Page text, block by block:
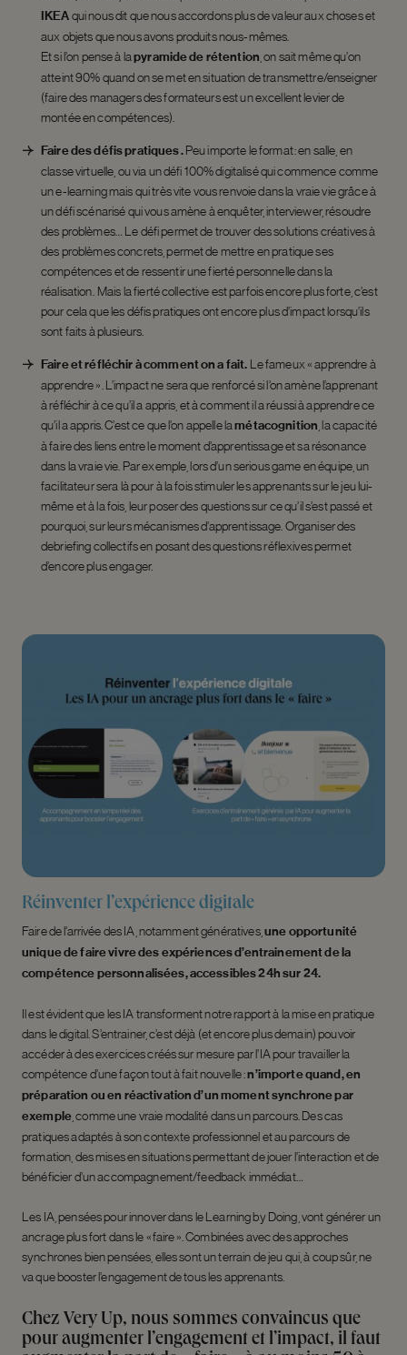
IKEAqui nous dit que nous accordons plus de valeur aux choses et
aux objets que nous avons produits nous-mêmes.
Et si l’on pense à lapyramide de rétention , on sait même qu’on
atteint 90% quand on se met en situation de transmettre/enseigner
(faire des managers des formateurs est un excellent levier de
montée en compétences).
Faire des défis pratiques .Peu importe le format : en salle, en
classe virtuelle, ou via un défi 100% digitalisé qui commence comme
un e-learning mais qui très vite vous renvoie dans la vraie vie grâce à
un défi scénarisé qui vous amène à enquêter, interviewer, résoudre
des problèmes… Le défi permet de trouver des solutions créatives à
des problèmes concrets, permet de mettre en pratique ses
compétences et de ressentir une fierté personnelle dans la
réalisation. Mais la fierté collective est parfois encore plus forte, c’est
pour cela que les défis pratiques ont encore plus d’impact lorsqu’ils
sont faits à plusieurs.
Faire et réfléchir à comment on a fait. Le fameux « apprendre à
apprendre ». L’impact ne sera que renforcé si l’on amène l’apprenant
à réfléchir à ce qu’il a appris, et à comment il a réussi à apprendre ce
qu’il a appris. C’est ce que l’on appelle lamétacognition , la capacité
à faire des liens entre le moment d’apprentissage et sa résonance
dans la vraie vie. Par exemple, lors d’un serious game en équipe, un
facilitateur sera là pour à la fois stimuler les apprenants sur le jeu lui-
même et à la fois, leur poser des questions sur ce qu’il s’est passé et
pourquoi, sur leurs mécanismes d’apprentissage. Organiser des
debriefing collectifs en posant des questions réflexives permet
d’encore plus engager.
Réinventer l’expérience digitale
Faire de l’arrivée des IA, notamment génératives, une opportunité
unique de faire vivre des expériences d’entrainement de la
compétence personnalisées, accessibles 24h sur 24.
Il est évident que les IA transforment notre rapport à la mise en pratique
dans le digital. S’entrainer, c’est déjà (et encore plus demain) pouvoir
accéder à des exercices créés sur mesure par l’IA pour travailler la
compétence d’une façon tout à fait nouvelle :n’importe quand, en
préparation ou en réactivation d’un moment synchrone par
exemple, comme une vraie modalité dans un parcours. Des cas
pratiques adaptés à son contexte professionnel et au parcours de
formation, des mises en situations permettant de jouer l’interaction et de
bénéficier d’un accompagnement/feedback immédiat…
Les IA, pensées pour innover dans le Learning by Doing, vont générer un
ancrage plus fort dans le « faire ». Combinées avec des approches
synchrones bien pensées, elles sont un terrain de jeu qui, à coup sûr, ne
va que booster l’engagement de tous les apprenants.
Chez Very Up, nous sommes convaincus que
pour augmenter l’engagement et l’impact, il faut